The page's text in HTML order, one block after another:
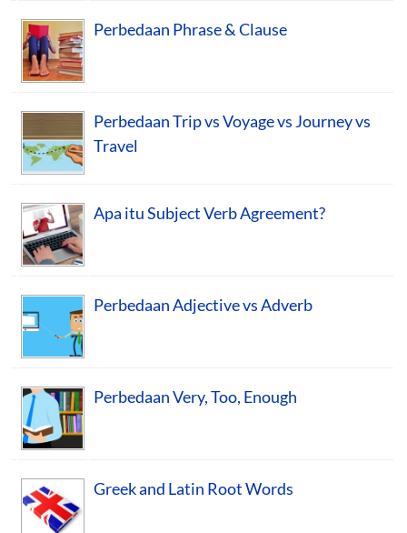
Perbedaan Phrase & Clause
Perbedaan Trip vs Voyage vs Journey vs
Travel
Apa itu Subject Verb Agreement?
Perbedaan Adjective vs Adverb
Perbedaan Very, Too, Enough
Greek and Latin Root Words